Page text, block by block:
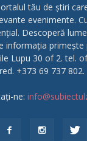
tău de știri
evenimente.
Descoperă
informația primește
Lupu 30 of 2. tel.
red. +373 69 737 802.
ne: